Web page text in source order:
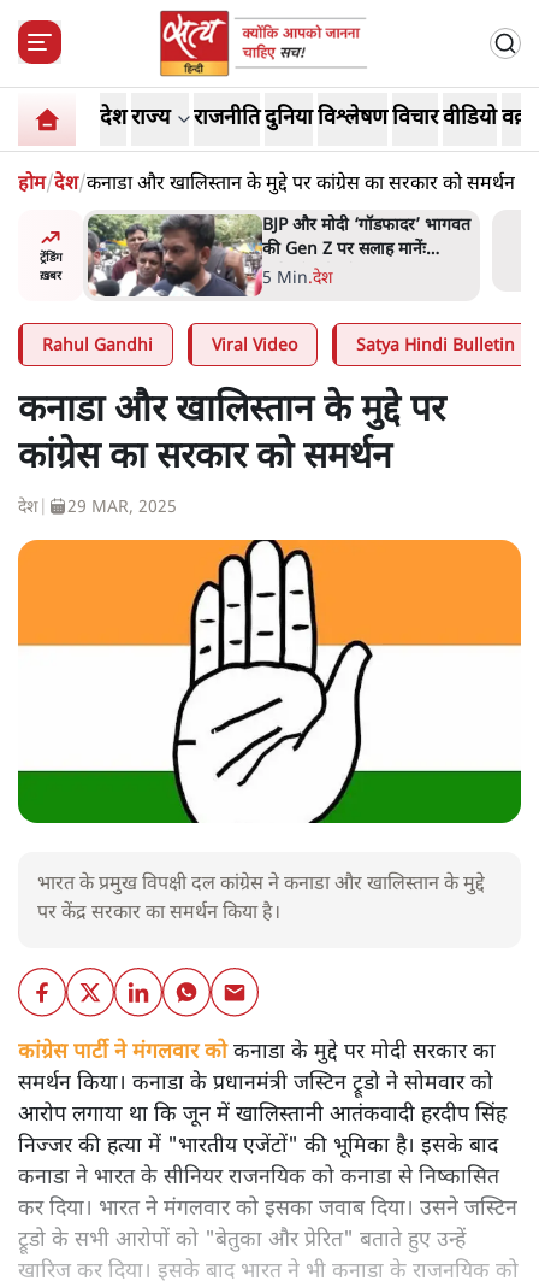
देशराज्य राजनीतिदुनियाविश्लेषणविचारवीडियो
होम/देश/कनाडा और खालिस्तान के मुद्दे पर कांग्रेस का सरकार को समर्थन
ट्रेंडिंग
ख़बर
पूरी दाल
कर
BJP और मोदी ‘गॉडफादर’ भागवत
की Gen Z पर सलाह मानेंः
अभिजीत दिपके
5 Min.देश
Rahul Gandhi Viral Video Satya Hindi Bulletin
कनाडा और खालिस्तान के मुद्दे पर
कांग्रेस का सरकार को समर्थन
देश 29 MAR, 2025
भारत के प्रमुख विपक्षी दल कांग्रेस ने कनाडा और खालिस्तान के मुद्दे
पर केंद्र सरकार का समर्थन किया है।
कांग्रेस पार्टी ने मंगलवार कोकनाडा के मुद्दे पर मोदी सरकार का
समर्थन किया। कनाडा के प्रधानमंत्री जस्टिन ट्रूडो ने सोमवार को
आरोप लगाया था कि जून में खालिस्तानी आतंकवादी हरदीप सिंह
निज्जर की हत्या में "भारतीय एजेंटों" की भूमिका है। इसके बाद
कनाडा ने भारत के सीनियर राजनयिक को कनाडा से निष्कासित
कर दिया। भारत ने मंगलवार को इसका जवाब दिया। उसने जस्टिन
ट्रूडो के सभी आरोपों को "बेतुका और प्रेरित" बताते हुए उन्हें
खारिज कर दिया। इसके बाद भारत ने भी कनाडा के राजनयिक को